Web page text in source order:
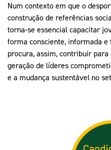
Num contexto em que o
construção de referências
torna-se essencial capacitar
forma consciente, informada
procura, assim, contribuir
geração de líderes
e a mudança sustentável no